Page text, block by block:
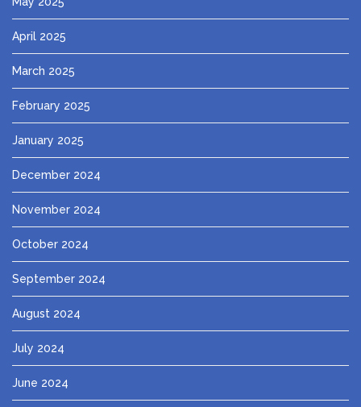
April 2025
March 2025
February 2025
January 2025
December 2024
November 2024
October 2024
September 2024
August 2024
July 2024
June 2024